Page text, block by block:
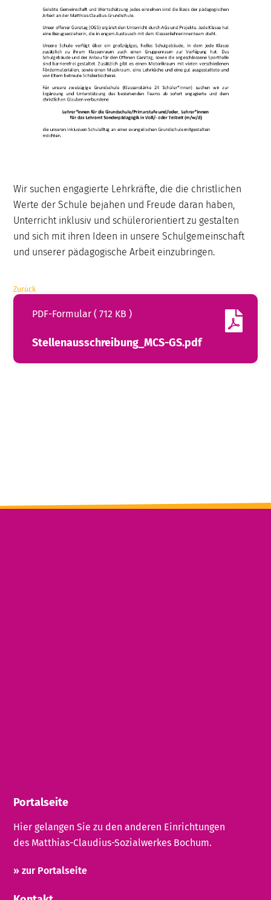
Wir suchen engagierte Lehrkräfte, die die christlichen
Werte der Schule bejahen und Freude daran haben,
Unterricht inklusiv und schülerorientiert zu gestalten
und sich mit ihren Ideen in unsere Schulgemeinschaft
und unserer pädagogische Arbeit einzubringen.
Zurück
PDF-Formular ( 712 KB )
Stellenausschreibung_MCS-GS.pdf
Portalseite
Hier gelangen Sie zu den anderen Einrichtungen
des Matthias-Claudius-Sozialwerkes Bochum.
» zur Portalseite